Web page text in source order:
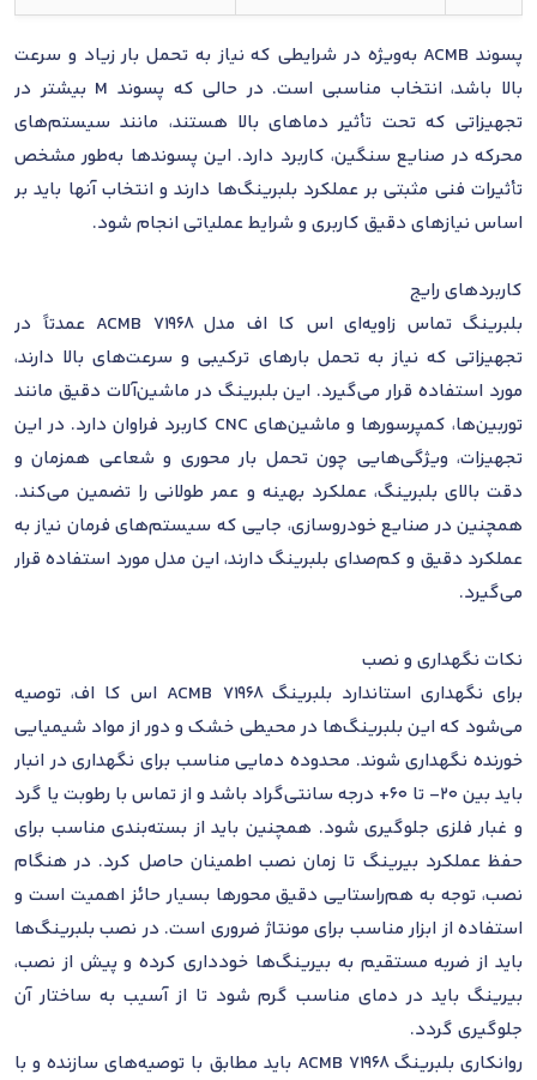
پسوند ACMB به‌ویژه در شرایطی که نیاز به تحمل بار زیاد و سرعت
بالا باشد، انتخاب مناسبی است. در حالی که پسوند M بیشتر در
تجهیزاتی که تحت تأثیر دماهای بالا هستند، مانند سیستم‌های
محرکه در صنایع سنگین، کاربرد دارد. این پسوندها به‌طور مشخص
تأثیرات فنی مثبتی بر عملکرد بلبرینگ‌ها دارند و انتخاب آنها باید بر
اساس نیازهای دقیق کاربری و شرایط عملیاتی انجام شود.
کاربردهای رایج
بلبرینگ تماس زاویه‌ای اس کا اف مدل 71968 ACMB عمدتاً در
تجهیزاتی که نیاز به تحمل بارهای ترکیبی و سرعت‌های بالا دارند،
مورد استفاده قرار می‌گیرد. این بلبرینگ در ماشین‌آلات دقیق مانند
توربین‌ها، کمپرسورها و ماشین‌های CNC کاربرد فراوان دارد. در این
تجهیزات، ویژگی‌هایی چون تحمل بار محوری و شعاعی همزمان و
دقت بالای بلبرینگ، عملکرد بهینه و عمر طولانی را تضمین می‌کند.
همچنین در صنایع خودروسازی، جایی که سیستم‌های فرمان نیاز به
عملکرد دقیق و کم‌صدای بلبرینگ دارند، این مدل مورد استفاده قرار
می‌گیرد.
نکات نگهداری و نصب
برای نگهداری استاندارد بلبرینگ 71968 ACMB اس کا اف، توصیه
می‌شود که این بلبرینگ‌ها در محیطی خشک و دور از مواد شیمیایی
خورنده نگهداری شوند. محدوده دمایی مناسب برای نگهداری در انبار
باید بین 20- تا 60+ درجه سانتی‌گراد باشد و از تماس با رطوبت یا گرد
و غبار فلزی جلوگیری شود. همچنین باید از بسته‌بندی مناسب برای
حفظ عملکرد بیرینگ تا زمان نصب اطمینان حاصل کرد. در هنگام
نصب، توجه به هم‌راستایی دقیق محورها بسیار حائز اهمیت است و
استفاده از ابزار مناسب برای مونتاژ ضروری است. در نصب بلبرینگ‌ها
باید از ضربه مستقیم به بیرینگ‌ها خودداری کرده و پیش از نصب،
بیرینگ باید در دمای مناسب گرم شود تا از آسیب به ساختار آن
جلوگیری گردد.
روانکاری بلبرینگ 71968 ACMB باید مطابق با توصیه‌های سازنده و با